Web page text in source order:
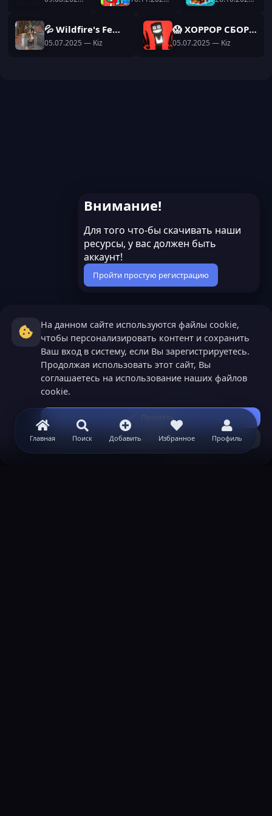
Главная Поиск Добавить Избранное Профиль
💦 Wildfire's Female Gender 😋
05.07.2025 — Kiz
😱 ХОРРОР СБОРКА БРАТИШКИНА 👻
05.07.2025 — Kiz
Внимание!
Для того что-бы скачивать наши
ресурсы, у вас должен быть
аккаунт!
Пройти простую регистрацию
На данном сайте используются файлы cookie,
чтобы персонализировать контент и сохранить
Ваш вход в систему, если Вы зарегистрируетесь.
Продолжая использовать этот сайт, Вы
соглашаетесь на использование наших файлов
cookie.
Принять
Узнать больше...